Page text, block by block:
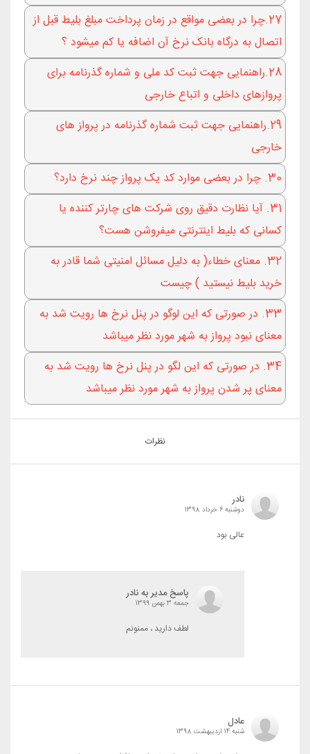
27.چرا در بعضی مواقع در زمان پرداخت مبلغ بلیط قبل از
اتصال به درگاه بانک نرخ آن اضافه یا کم میشود ؟
28.راهنمایی جهت ثبت کد ملی و شماره گذرنامه برای
پروازهای داخلی و اتباع خارجی
29.راهنمایی جهت ثبت شماره گذرنامه در پرواز های
خارجی
30. چرا در بعضی موارد کد یک پرواز چند نرخ دارد؟
31. آیا نظارت دقیق روی شرکت های چارتر کننده یا
کسانی که بلیط اینترنتی میفروشن هست؟
32. معنای خطاء( به دلیل مسائل امنیتی شما قادر به
خرید بلیط نیستید ) چیست
33. در صورتی که این لوگو در پنل نرخ ها رویت شد به
معنای نبود پرواز به شهر مورد نظر میباشد
34. در صورتی که این لگو در پنل نرخ ها رویت شد به
معنای پر شدن پرواز به شهر مورد نظر میباشد
نظرات
نادر
دوشنبه 6 خرداد 1398
عالی بود
پاسخ مدیر به نادر
جمعه 3 بهمن 1399
لطف دارید ، ممنونم
عادل
شنبه 14 اردیبهشت 1398